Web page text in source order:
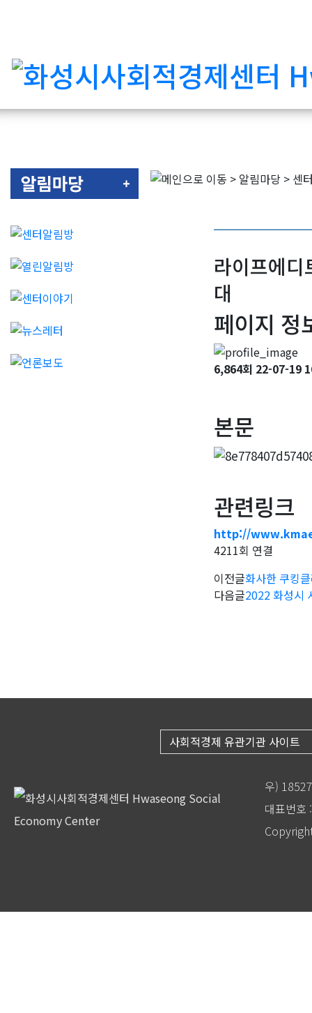
라이프에
대
페이지 정
6,864회 22-07-19
본문
관련링크
http://
4211회 연결
이전글화사한 쿠킹
다음글2022 화성시
사회적경제 유관기관 사이트
우)
대표번